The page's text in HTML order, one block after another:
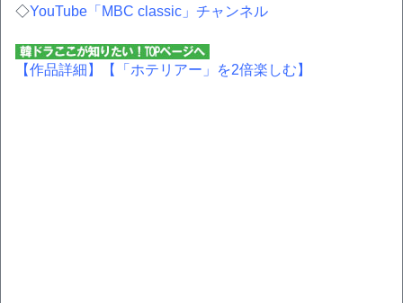
◇YouTube「MBC classic」チャンネル
【作品詳細】 【「ホテリアー」を2倍楽しむ】